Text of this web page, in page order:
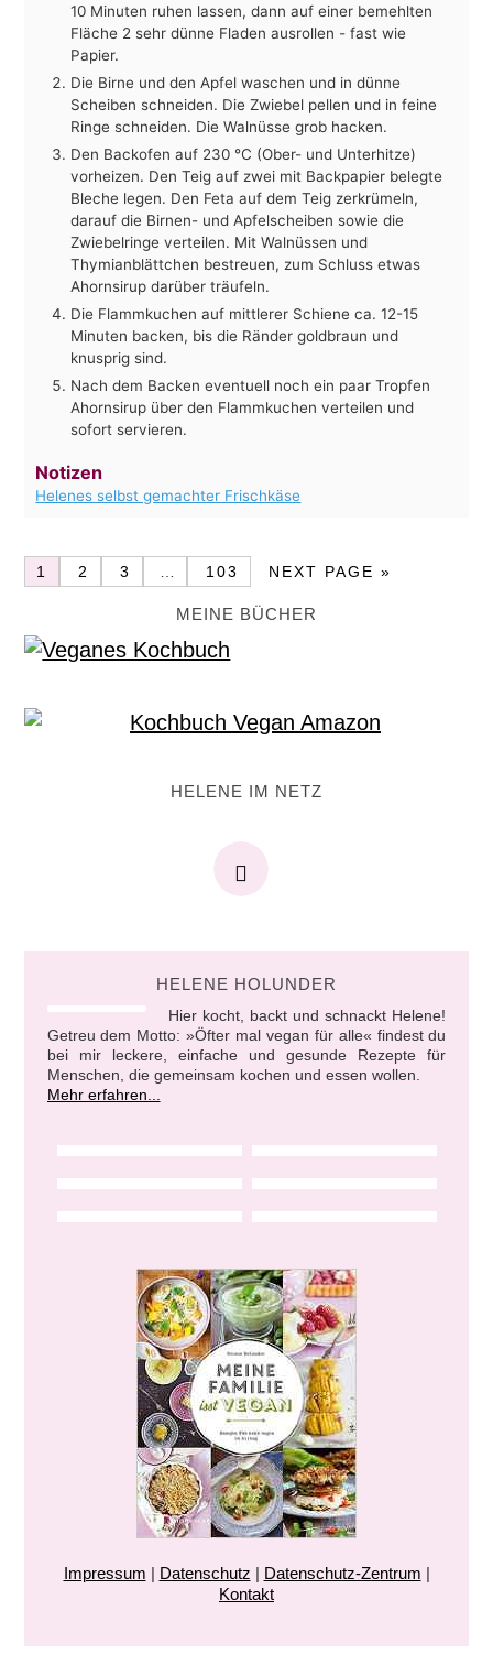
10 Minuten ruhen lassen, dann auf einer bemehlten
Fläche 2 sehr dünne Fladen ausrollen - fast wie
Papier.
Die Birne und den Apfel waschen und in dünne
Scheiben schneiden. Die Zwiebel pellen und in feine
Ringe schneiden. Die Walnüsse grob hacken.
Den Backofen auf 230 °C (Ober- und Unterhitze)
vorheizen. Den Teig auf zwei mit Backpapier belegte
Bleche legen. Den Feta auf dem Teig zerkrümeln,
darauf die Birnen- und Apfelscheiben sowie die
Zwiebelringe verteilen. Mit Walnüssen und
Thymianblättchen bestreuen, zum Schluss etwas
Ahornsirup darüber träufeln.
Die Flammkuchen auf mittlerer Schiene ca. 12-15
Minuten backen, bis die Ränder goldbraun und
knusprig sind.
Nach dem Backen eventuell noch ein paar Tropfen
Ahornsirup über den Flammkuchen verteilen und
sofort servieren.
Notizen
Helenes selbst gemachter Frischkäse
1 2 3 103 NEXT PAGE »
MEINE BÜCHER
HELENE IM NETZ
HELENE HOLUNDER
Hier kocht, backt und schnackt Helene!
Getreu dem Motto: »Öfter mal vegan für alle« findest du
bei mir leckere, einfache und gesunde Rezepte für
Menschen, die gemeinsam kochen und essen wollen.
Mehr erfahren...
Impressum | Datenschutz | Datenschutz-Zentrum |
Kontakt